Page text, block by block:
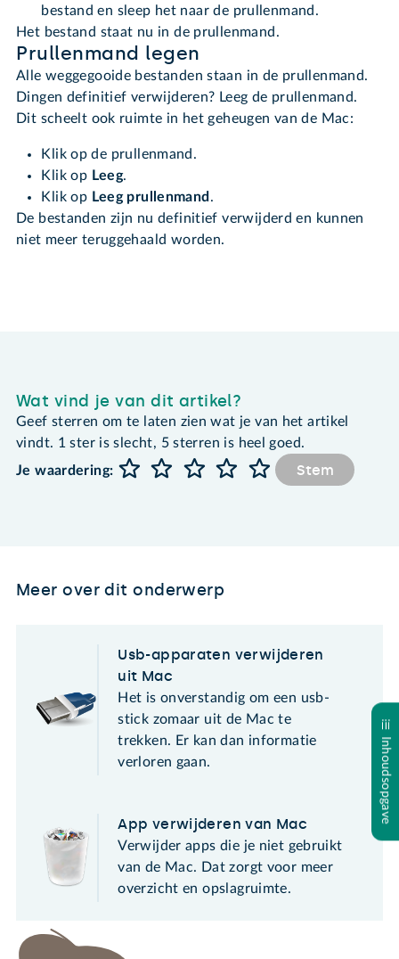
bestand en sleep het naar de prullenmand.
Het bestand staat nu in de prullenmand.
Prullenmand legen
Alle weggegooide bestanden staan in de prullenmand.
Dingen definitief verwijderen? Leeg de prullenmand.
Dit scheelt ook ruimte in het geheugen van de Mac:
Klik op de prullenmand.
Klik op Leeg.
Klik op Leeg prullenmand .
De bestanden zijn nu definitief verwijderd en kunnen
niet meer teruggehaald worden.
Inhoudsopgave
Wat vind je van dit artikel?
Geef sterren om te laten zien wat je van het artikel
vindt. 1 ster is slecht, 5 sterren is heel goed.
Je waardering:
Stem
Meer over dit onderwerp
Usb-apparaten verwijderen
uit Mac
Het is onverstandig om een usb-
stick zomaar uit de Mac te
trekken. Er kan dan informatie
verloren gaan.
App verwijderen van Mac
Verwijder apps die je niet gebruikt
van de Mac. Dat zorgt voor meer
overzicht en opslagruimte.